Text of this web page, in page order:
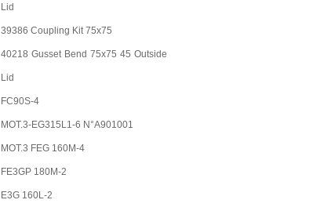
Lid
39386 Coupling Kit 75x75
40218 Gusset Bend 75x75 45 Outside
Lid
FC90S-4
MOT.3-EG315L1-6 N°A901001
MOT.3 FEG 160M-4
FE3GP 180M-2
E3G 160L-2